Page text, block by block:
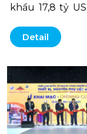
khẩu 17,8 tỷ
2024, tương
mức tăng tuyệt
tỷ USD; tốc
trưởng lợi
các doanh
tốt…
Detail